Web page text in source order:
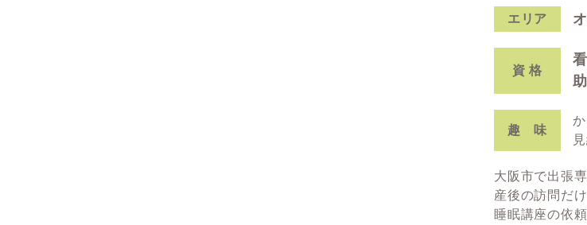
エリア
資 格
趣 味
大阪市で出張
産後の訪問だけ
睡眠講座の依